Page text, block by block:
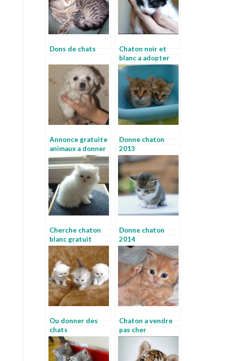
Dons de chats
Chaton noir et
blanc a adopter
Annonce gratuite
animaux a donner
Donne chaton
2013
Cherche chaton
blanc gratuit
Donne chaton
2014
Ou donner des
chats
Chaton a vendre
pas cher